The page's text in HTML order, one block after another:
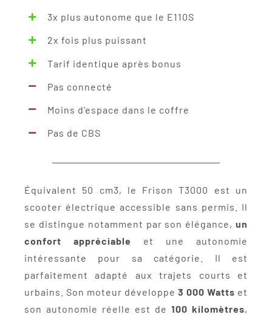
était :
3350,00 €.
3x plus autonome que le E110S
2x fois plus puissant
Tarif identique après bonus
Pas connecté
Moins d’espace dans le coffre
Pas de CBS
Équivalent 50 cm3, le Frison T3000 est un
scooter électrique accessible sans permis. Il
se distingue notamment par son élégance,un
confort appréciable
et une autonomie
intéressante pour sa catégorie. Il est
parfaitement adapté aux trajets courts et
urbains. Son moteur développe3 000 Watts et
son autonomie réelle est de100 kilomètres,